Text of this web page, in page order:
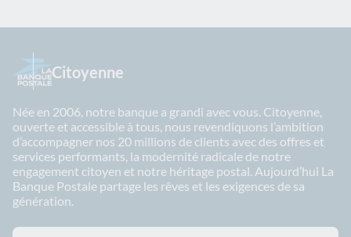
Citoyenne
Née en 2006, notre banque a grandi avec vous. Citoyenne,
ouverte et accessible à tous, nous revendiquons l’ambition
d’accompagner nos 20 millions de clients avec des offres et
services performants, la modernité radicale de notre
engagement citoyen et notre héritage postal. Aujourd’hui La
Banque Postale partage les rêves et les exigences de sa
génération.